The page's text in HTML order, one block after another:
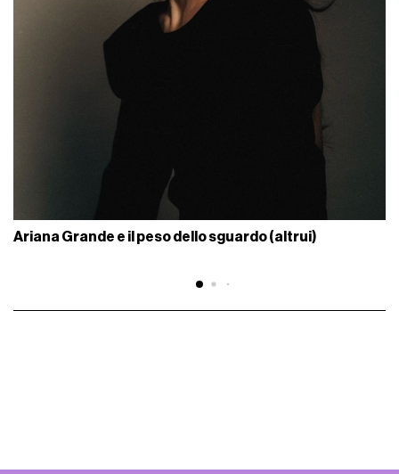
Ariana Grande e il peso dello sguardo (altrui)